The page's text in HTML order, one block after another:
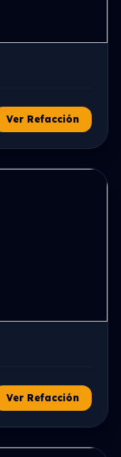
Ver Refacción
Ver Refacción